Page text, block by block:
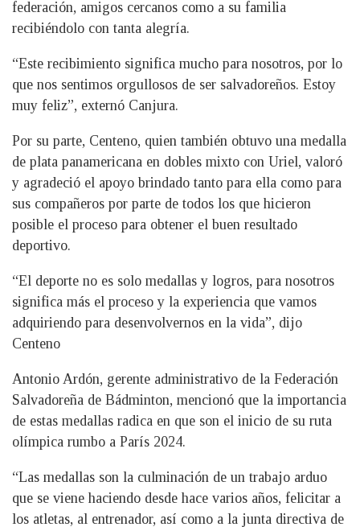
federación, amigos cercanos como a su familia
recibiéndolo con tanta alegría.
“Este recibimiento significa mucho para nosotros, por lo
que nos sentimos orgullosos de ser salvadoreños. Estoy
muy feliz”, externó Canjura.
Por su parte, Centeno, quien también obtuvo una medalla
de plata panamericana en dobles mixto con Uriel, valoró
y agradeció el apoyo brindado tanto para ella como para
sus compañeros por parte de todos los que hicieron
posible el proceso para obtener el buen resultado
deportivo.
“El deporte no es solo medallas y logros, para nosotros
significa más el proceso y la experiencia que vamos
adquiriendo para desenvolvernos en la vida”, dijo
Centeno
Antonio Ardón, gerente administrativo de la Federación
Salvadoreña de Bádminton, mencionó que la importancia
de estas medallas radica en que son el inicio de su ruta
olímpica rumbo a París 2024.
“Las medallas son la culminación de un trabajo arduo
que se viene haciendo desde hace varios años, felicitar a
los atletas, al entrenador, así como a la junta directiva de